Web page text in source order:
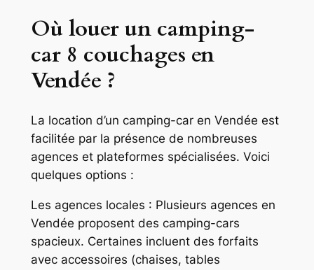
Où louer un camping-
car 8 couchages en
Vendée ?
La location d’un camping-car en Vendée est
facilitée par la présence de nombreuses
agences et plateformes spécialisées. Voici
quelques options :
Les agences locales : Plusieurs agences en
Vendée proposent des camping-cars
spacieux. Certaines incluent des forfaits
avec accessoires (chaises, tables